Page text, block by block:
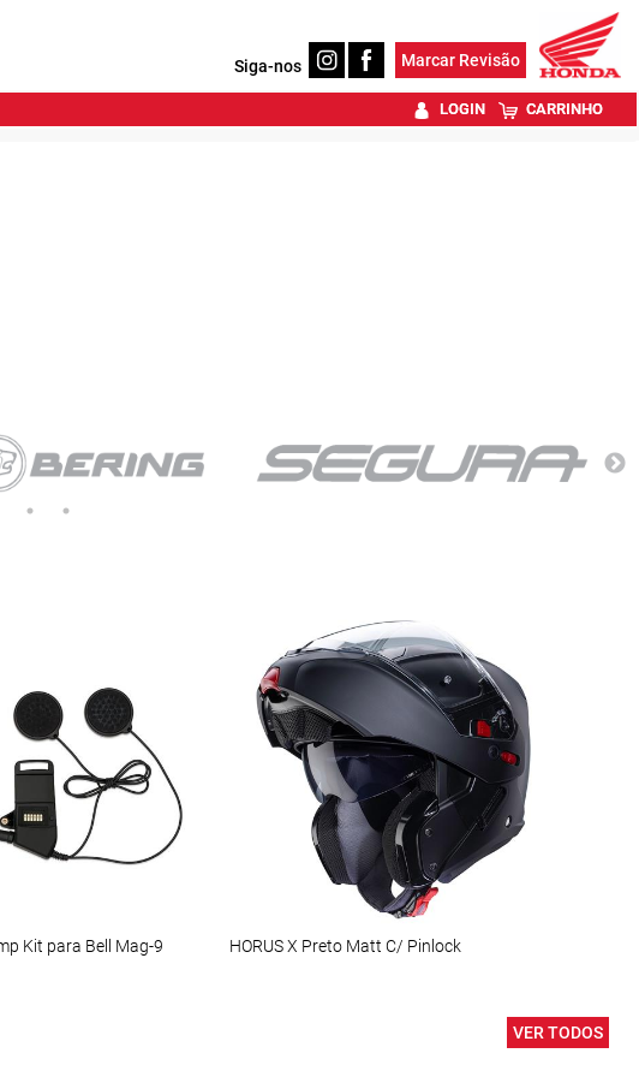
Siga-nos Marcar Revisão
LOGIN CARRINHO
Kit para Bell Mag-9 HORUS X Preto Matt C/ Pinlock
VER TODOS